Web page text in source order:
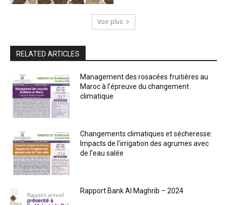
Voir plus
RELATED ARTICLES
Management des rosacées fruitières au
Maroc à l’épreuve du changement
climatique
Changements climatiques et sécheresse:
Impacts de l’irrigation des agrumes avec
de l’eau salée
Rapport Bank Al Maghrib – 2024